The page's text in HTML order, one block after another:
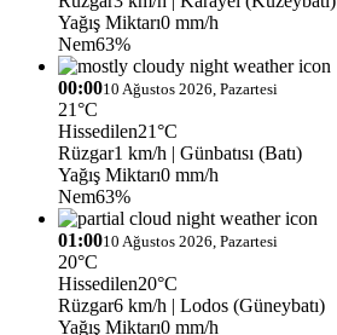
Yağış Miktarı0 mm/h
Nem63%
00:0010 Ağustos 2026, Pazartesi
21°C
Hissedilen21°C
Rüzgar1 km/h | Günbatısı (Batı)
Yağış Miktarı0 mm/h
Nem63%
01:0010 Ağustos 2026, Pazartesi
20°C
Hissedilen20°C
Rüzgar6 km/h | Lodos (Güneybatı)
Yağış Miktarı0 mm/h